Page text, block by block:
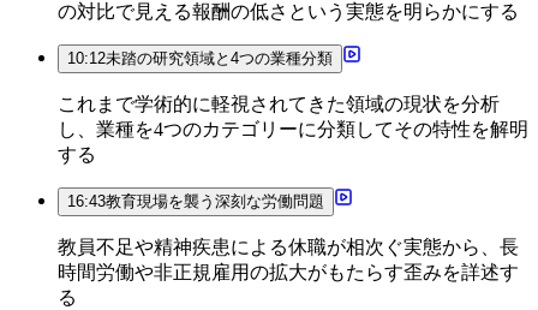
の対比で見える報酬の低さという実態を明らかにする
10:12未踏の研究領域と4つの業種分類
これまで学術的に軽視されてきた領域の現状を分析
し、業種を4つのカテゴリーに分類してその特性を解明
する
16:43教育現場を襲う深刻な労働問題
教員不足や精神疾患による休職が相次ぐ実態から、長
時間労働や非正規雇用の拡大がもたらす歪みを詳述す
る